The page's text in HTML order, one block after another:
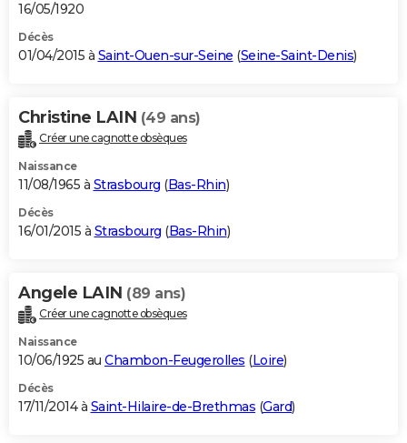
16/05/1920
Décès
01/04/2015 à Saint-Ouen-sur-Seine (Seine-Saint-Denis)
Christine LAIN (49 ans)
Créer une cagnotte obsèques
Naissance
11/08/1965 à Strasbourg (Bas-Rhin)
Décès
16/01/2015 à Strasbourg (Bas-Rhin)
Angele LAIN (89 ans)
Créer une cagnotte obsèques
Naissance
10/06/1925 au Chambon-Feugerolles (Loire)
Décès
17/11/2014 à Saint-Hilaire-de-Brethmas (Gard)